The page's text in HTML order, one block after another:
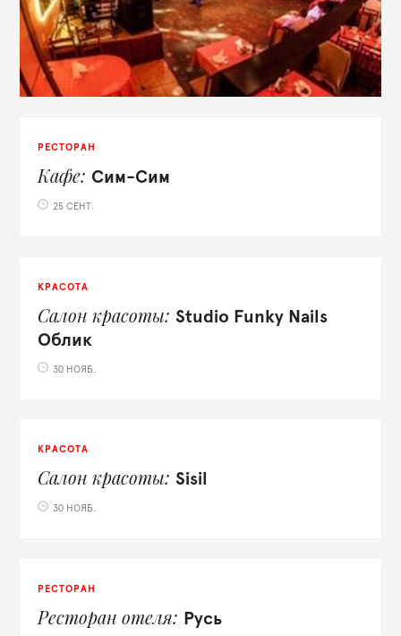
РЕСТОРАН
Кафе Сим-Сим
25 СЕНТ.
КРАСОТА
Салон красоты
Studio Funky Nails
Облик
30 НОЯБ.
КРАСОТА
Салон красоты Sisil
30 НОЯБ.
РЕСТОРАН
Ресторан отеля Русь